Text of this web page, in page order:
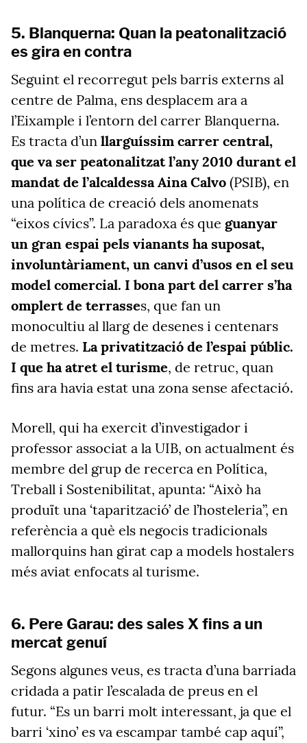
5. Blanquerna: Quan la peatonalització
es gira en contra
Seguint el recorregut pels barris externs al
centre de Palma, ens desplacem ara a
l’Eixample i l’entorn del carrer Blanquerna.
Es tracta d’un llarguíssim carrer central,
que va ser peatonalitzat l’any 2010 durant el
mandat de l’alcaldessa Aina Calvo (PSIB), en
una política de creació dels anomenats
“eixos cívics”. La paradoxa és que guanyar
un gran espai pels vianants ha suposat,
involuntàriament, un canvi d’usos en el seu
model comercial. I bona part del carrer s’ha
omplert de terrasses, que fan un
monocultiu al llarg de desenes i centenars
de metres. La privatització de l’espai públic.
I que ha atret el turisme, de retruc, quan
fins ara havia estat una zona sense afectació.
Morell, qui ha exercit d’investigador i
professor associat a la UIB, on actualment és
membre del grup de recerca en Política,
Treball i Sostenibilitat, apunta: “Això ha
produït una ‘taparització’ de l’hosteleria”, en
referència a què els negocis tradicionals
mallorquins han girat cap a models hostalers
més aviat enfocats al turisme.
6. Pere Garau: des sales X fins a un
mercat genuí
Segons algunes veus, es tracta d’una barriada
cridada a patir l’escalada de preus en el
futur. “Es un barri molt interessant, ja que el
barri ‘xino’ es va escampar també cap aquí”,